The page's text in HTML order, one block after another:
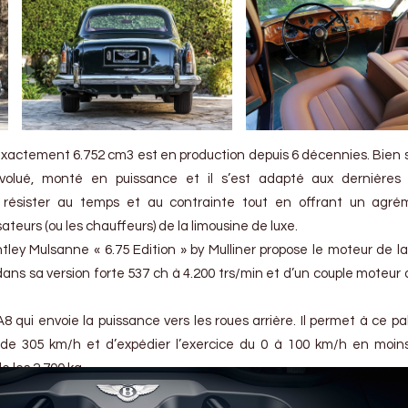
6.752 cm3 est en production depuis 6 décennies. Bien
monté en puissance et il s’est adapté aux dernières
résister au temps et au contrainte tout en offrant un
(ou les chauffeurs) de la limousine de luxe.
Mulsanne « 6.75 Edition » by Mulliner propose le moteur de
sa version forte 537 ch à 4.200 trs/min et d’un couple moteur
qui envoie la puissance vers les roues arrière. Il permet à ce
305 km/h et d’expédier l’exercice du 0 à 100 km/h en
les 2.700 kg.